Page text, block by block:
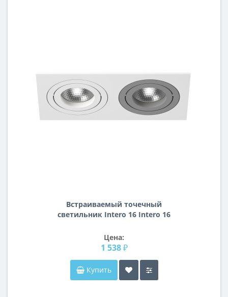
Встраиваемый точечный
светильник Intero 16 Intero 16
Цена:
1 538 ₽
Купить